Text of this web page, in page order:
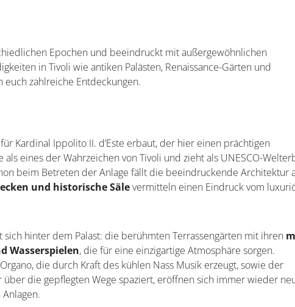
Epochen und beeindruckt mit außergewöhnlichen
in Tivoli wie antiken Palästen, Renaissance-Gärten und
zahlreiche Entdeckungen.
Kardinal Ippolito II. d’Este erbaut, der hier einen prächtigen
eines der Wahrzeichen von Tivoli und zieht als UNESCO-
beim Betreten der Anlage fällt die beeindruckende Architektur
und historische Sälevermitteln einen Eindruck vom
hinter dem Palast: die berühmten Terrassengärten mit ihren
Wasserspielen, die für eine einzigartige Atmosphäre sorgen.
die durch Kraft des kühlen Nass Musik erzeugt, sowie der
die gepflegten Wege spaziert, eröffnen sich immer wieder